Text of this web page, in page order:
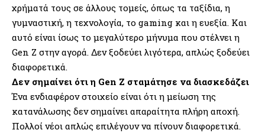
χρήματά τους σε άλλους τομείς, όπως τα ταξίδια, η
γυμναστική, η τεχνολογία, το gaming και η ευεξία. Και
αυτό είναι ίσως το μεγαλύτερο μήνυμα που στέλνει η
Gen Z στην αγορά. Δεν ξοδεύει λιγότερα, απλώς ξοδεύει
διαφορετικά.
Δεν σημαίνει ότι η Gen Z σταμάτησε να διασκεδάζει
Ένα ενδιαφέρον στοιχείο είναι ότι η μείωση της
κατανάλωσης δεν σημαίνει απαραίτητα πλήρη αποχή.
Πολλοί νέοι απλώς επιλέγουν να πίνουν διαφορετικά.